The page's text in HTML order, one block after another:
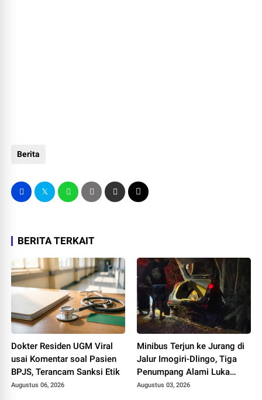
Berita
BERITA TERKAIT
Dokter Residen UGM Viral
usai Komentar soal Pasien
BPJS, Terancam Sanksi Etik
Augustus 06, 2026
Minibus Terjun ke Jurang di
Jalur Imogiri-Dlingo, Tiga
Penumpang Alami Luka
Ringan
Augustus 03, 2026